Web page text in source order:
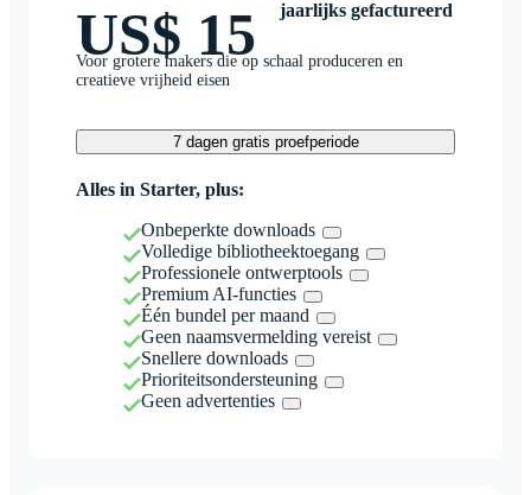
US$ 15
jaarlijks gefactureerd
Voor grotere makers die op schaal produceren en
creatieve vrijheid eisen
7 dagen gratis proefperiode
Alles in Starter, plus:
Onbeperkte downloads
Volledige bibliotheektoegang
Professionele ontwerptools
Premium AI-functies
Één bundel per maand
Geen naamsvermelding vereist
Snellere downloads
Prioriteitsondersteuning
Geen advertenties